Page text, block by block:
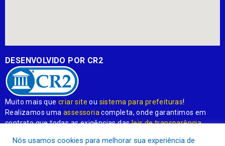
DESENVOLVIDO POR CR2
Muito mais quecriar site ou sistema para prefeituras!
Realizamos umaassessoriacompleta, onde garantimos em
contrato que todas as exigências dasleis de transparência
Nós usamos cookies para melhorar sua experiência de